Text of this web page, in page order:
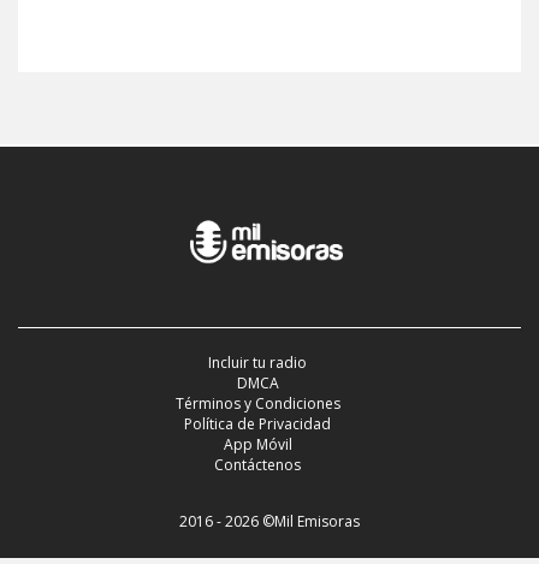
Incluir tu radio
DMCA
Términos y Condiciones
Política de Privacidad
App Móvil
Contáctenos
2016 - 2026 ©Mil Emisoras